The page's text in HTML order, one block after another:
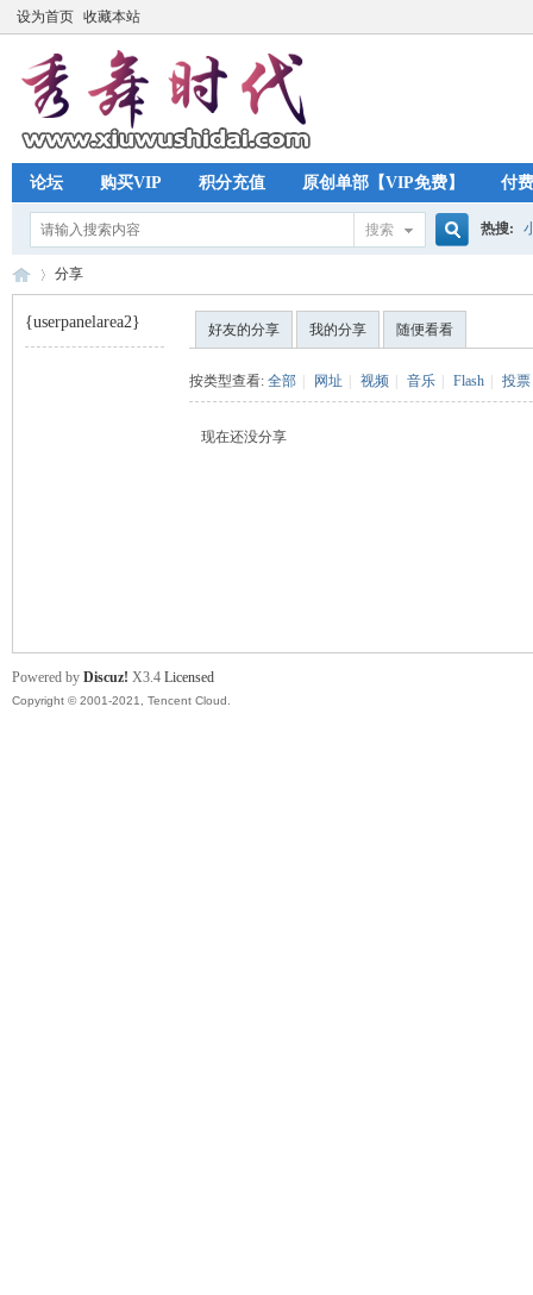
设为首页 收藏本站
论坛 购买VIP 积分充值 原创单部【VIP免费】 付
搜索 热搜:
分享
{userpanelarea2} 好友的分享 我的分享 随便看看
按类型查看: 全部 网址 视频 音乐 Flash 投票
现在还没分享
Powered by Discuz! X3.4 Licensed
Copyright © 2001-2021, Tencent Cloud.